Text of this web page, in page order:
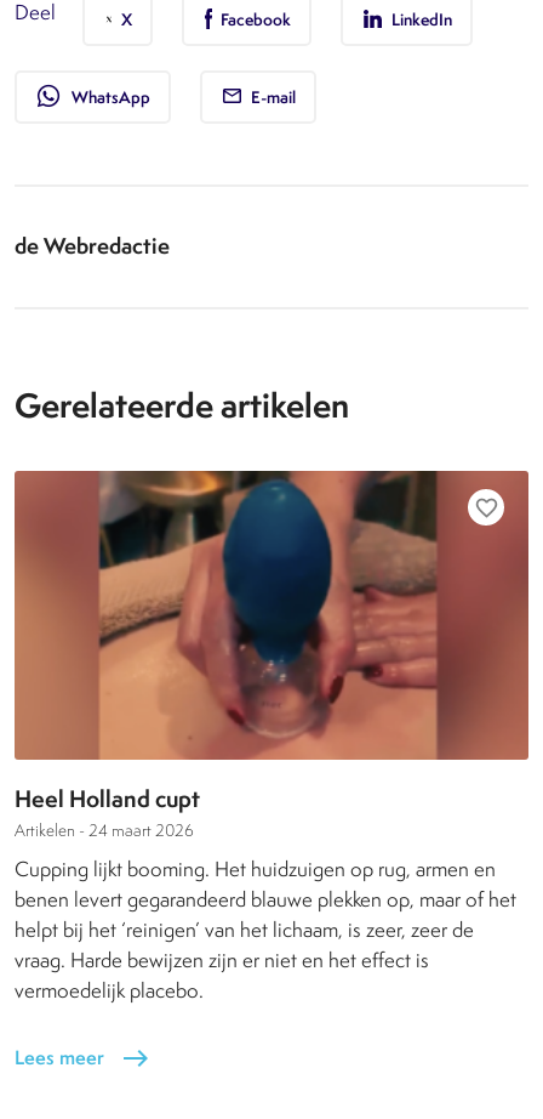
Deel X Facebook LinkedIn
whatsapp WhatsApp E-mail
de Webredactie
Gerelateerde artikelen
favorite_border
Heel Holland cupt
Artikelen - 24 maart 2026
Cupping lijkt booming. Het huidzuigen op rug, armen en
benen levert gegarandeerd blauwe plekken op, maar of het
helpt bij het ‘reinigen’ van het lichaam, is zeer, zeer de
vraag. Harde bewijzen zijn er niet en het effect is
vermoedelijk placebo.
Lees meer east